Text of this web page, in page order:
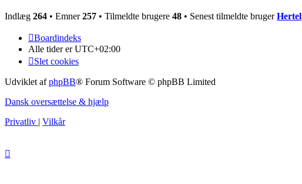
Indlæg 264 • Emner257 • Tilmeldte brugere 48 • Senest tilmeldte brugerHertel
Boardindeks
Alle tider erUTC+02:00
Slet cookies
Udviklet afphpBB® Forum Software © phpBB Limited
Dansk oversættelse & hjælp
Privatliv | Vilkår